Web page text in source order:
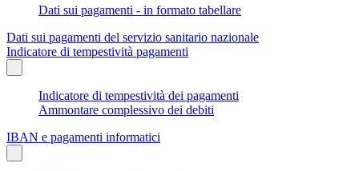
Dati sui pagamenti - in formato tabellare
Dati sui pagamenti del servizio sanitario nazionale
Indicatore di tempestività pagamenti
Indicatore di tempestività dei pagamenti
Ammontare complessivo dei debiti
IBAN e pagamenti informatici